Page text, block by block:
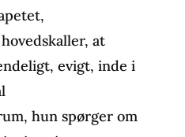
at
evigt, inde i
hun spørger om